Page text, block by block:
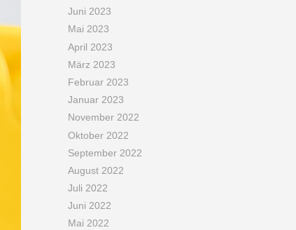
Juni 2023
Mai 2023
April 2023
März 2023
Februar 2023
Januar 2023
November 2022
Oktober 2022
September 2022
August 2022
Juli 2022
Juni 2022
Mai 2022